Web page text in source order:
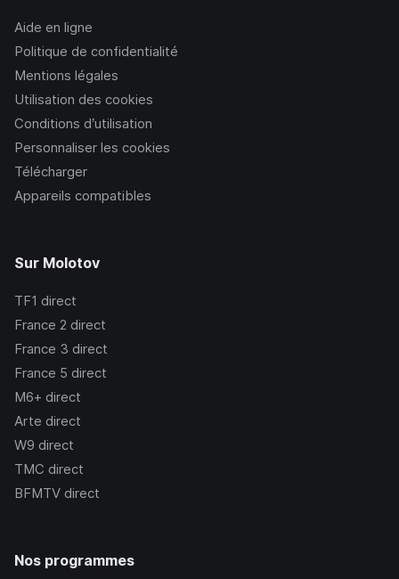
Aide en ligne
Politique de confidentialité
Mentions légales
Utilisation des cookies
Conditions d’utilisation
Personnaliser les cookies
Télécharger
Appareils compatibles
Sur Molotov
TF1 direct
France 2 direct
France 3 direct
France 5 direct
M6+ direct
Arte direct
W9 direct
TMC direct
BFMTV direct
Nos programmes